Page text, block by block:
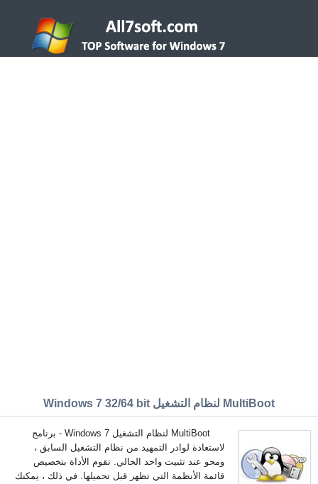
MultiBoot لنظام التشغيل Windows 7 32/64 bit
MultiBoot لنظام التشغيل Windows 7 - برنامج
لاستعادة لوادر التمهيد من نظام التشغيل السابق ،
ومحو عند تثبيت واحد الحالي. تقوم الأداة بتخصيص
قائمة الأنظمة التي تظهر قبل تحميلها. في ذلك ، يمكنك